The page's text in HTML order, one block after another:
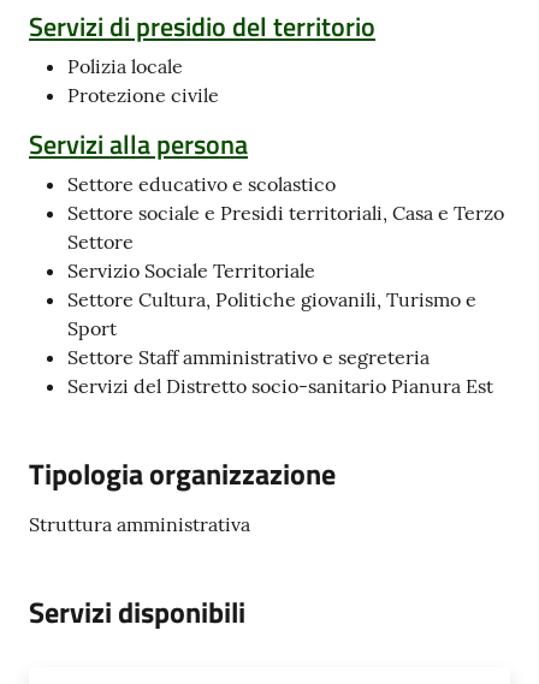
Servizi di presidio del territorio
Polizia locale
Protezione civile
Servizi alla persona
Settore educativo e scolastico
Settore sociale e Presidi territoriali, Casa e Terzo
Settore
Servizio Sociale Territoriale
Settore Cultura, Politiche giovanili, Turismo e
Sport
Settore Staff amministrativo e segreteria
Servizi del Distretto socio-sanitario Pianura Est
Tipologia organizzazione
Struttura amministrativa
Servizi disponibili